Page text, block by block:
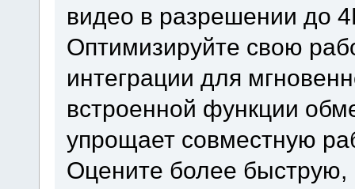
видео в разрешении до
Оптимизируйте свою
интеграции для
встроенной функции
упрощает совместную
Оцените более быструю,